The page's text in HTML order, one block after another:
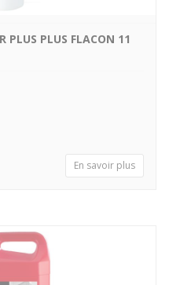
PLUS PLUS FLACON 11
En savoir plus